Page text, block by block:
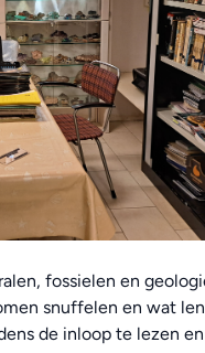
fossielen en
snuffelen en wat
de inloop te lezen